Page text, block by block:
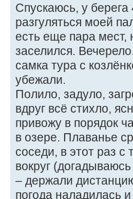
Спускаюсь, у
разгуляться моей
есть еще пара мест,
заселился.
самка тура с
убежали.
Полило, задуло,
вдруг всё стихло,
привожу в порядок
в озере. Плаванье
соседи, в этот раз с
вокруг
– держали
погода наладилась